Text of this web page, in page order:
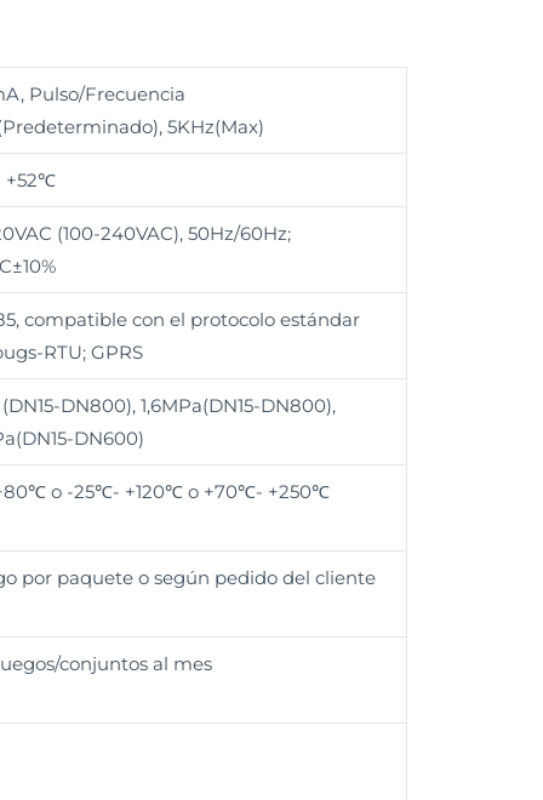
Pulso/Frecuencia
5KHz(Max)
+52℃
(100-240VAC), 50Hz/60Hz;
compatible con el protocolo estándar
RTU; GPRS
DN800), 1,6MPa(DN15-DN800),
DN600)
o -25℃- +120℃ o +70℃- +250℃
por paquete o según pedido del cliente
conjuntos al mes